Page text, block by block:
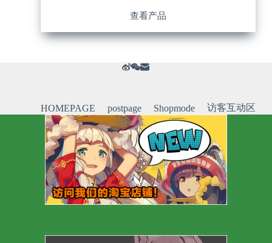
查看产品
HOMEPAGE postpage Shopmode 访客互动区